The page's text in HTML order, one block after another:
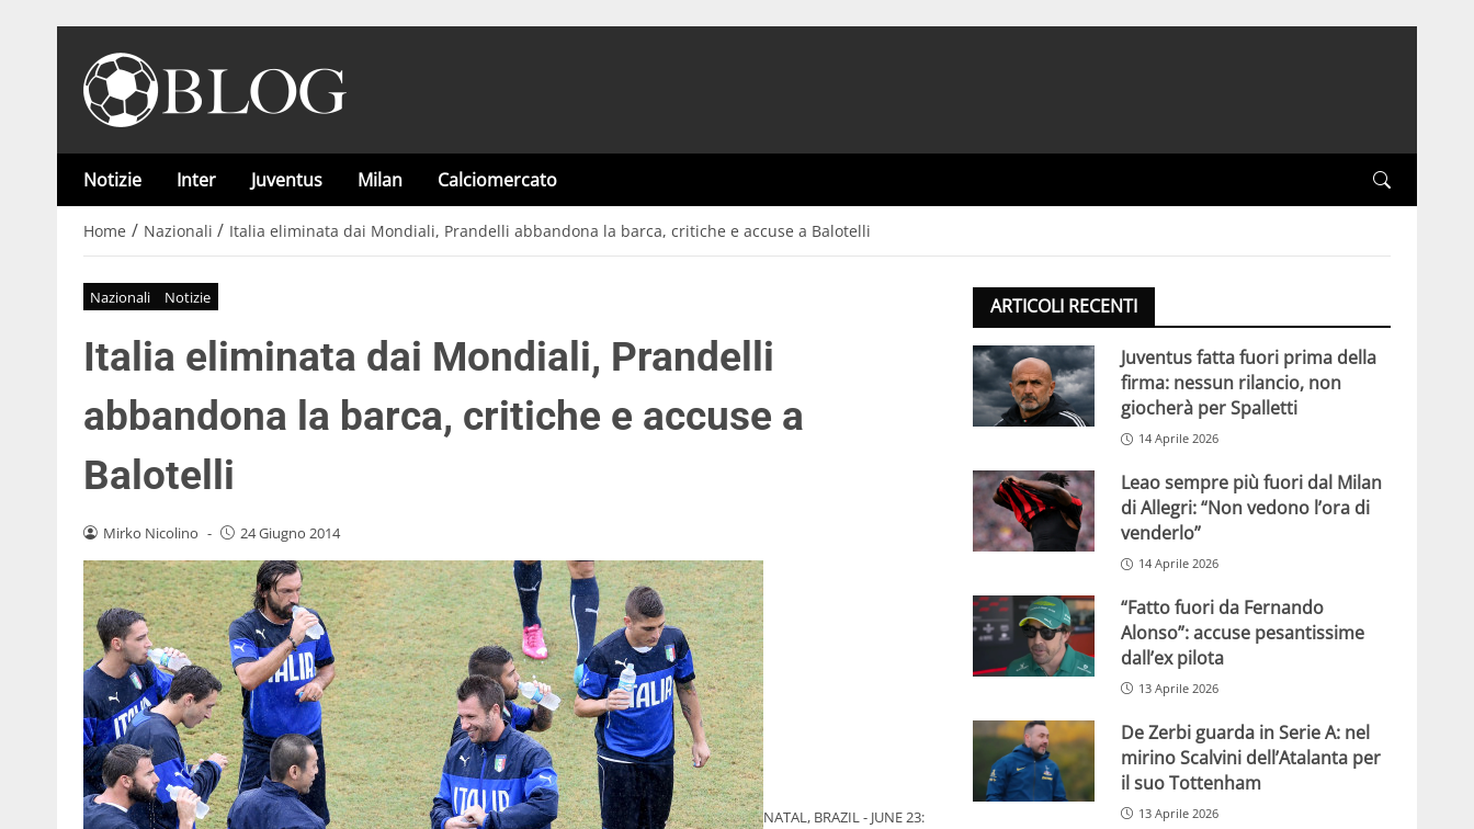
Notizie Inter Juventus Milan Calciomercato
Home / Nazionali / Italia eliminata dai Mondiali, Prandelli abbandona la barca, critiche e accuse a Balotelli
Nazionali Notizie
Italia eliminata dai Mondiali, Prandelli
abbandona la barca, critiche e accuse a
Balotelli
Mirko Nicolino - 24 Giugno 2014
NATAL, BRAZIL - JUNE 23:
ARTICOLI RECENTI
Juventus fatta fuori prima della
firma: nessun rilancio, non
giocherà per Spalletti
14 Aprile 2026
Leao sempre più fuori dal Milan
di Allegri: “Non vedono l’ora di
venderlo”
14 Aprile 2026
“Fatto fuori da Fernando
Alonso”: accuse pesantissime
dall’ex pilota
13 Aprile 2026
De Zerbi guarda in Serie A: nel
mirino Scalvini dell’Atalanta per
il suo Tottenham
13 Aprile 2026